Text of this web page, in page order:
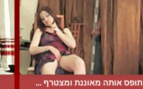
תופס אותה מאוננת ומצטרף ...